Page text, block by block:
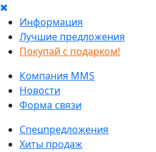
Информация
Лучшие предложения
Покупай с подарком!
Компания MMS
Новости
Форма связи
Спецпредложения
Хиты продаж